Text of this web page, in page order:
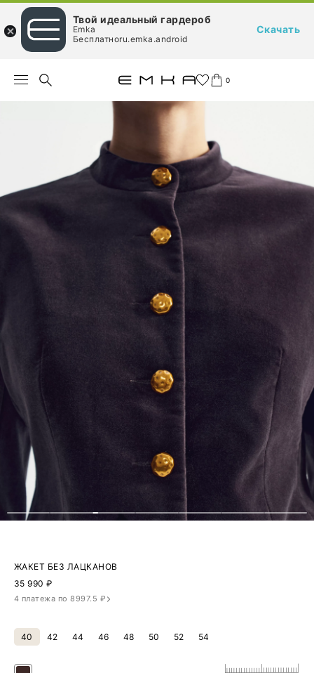
0
ЖАКЕТ БЕЗ ЛАЦКАНОВ
35 990₽
4 платежа по 8997.5 ₽
40 42 44 46 48 50 52 54
Твой идеальный гардероб
Emka
Бесплатноru.emka.android
Скачать